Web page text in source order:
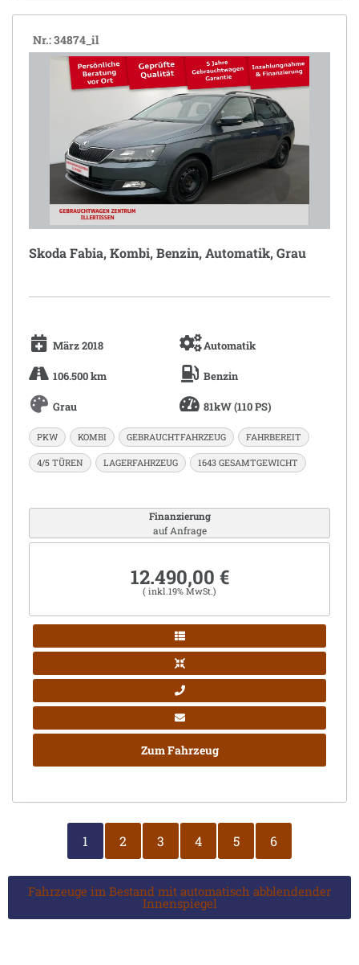
Nr.: 34874_il
Skoda Fabia, Kombi, Benzin, Automatik, Grau
März 2018 Automatik
106.500 km Benzin
Grau 81kW (110 PS)
PKW KOMBI GEBRAUCHTFAHRZEUG FAHRBEREIT
4/5 TÜREN LAGERFAHRZEUG 1643 GESAMTGEWICHT
Finanzierung
auf Anfrage
12.490,00 €
( inkl.19% MwSt.)
Zum Fahrzeug
1 2 3 4 5 6
Fahrzeuge im Bestand mit automatisch abblendender
Innenspiegel